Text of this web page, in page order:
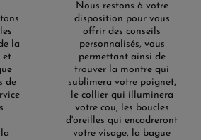
la
et
de
Nous restons à votre
disposition pour vous
offrir des conseils
personnalisés, vous
permettant ainsi de
trouver la montre qui
sublimera votre poignet,
le collier qui illuminera
votre cou, les boucles
d'oreilles qui encadreront
votre visage, la bague